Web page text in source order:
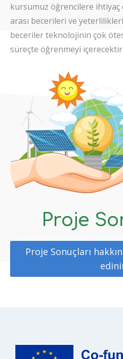
kursumuz öğrencilere
arası becerileri ve
beceriler teknolojinin çok
süreçte öğrenmeyi içerecektir.
Proje
Proje Sonuçları